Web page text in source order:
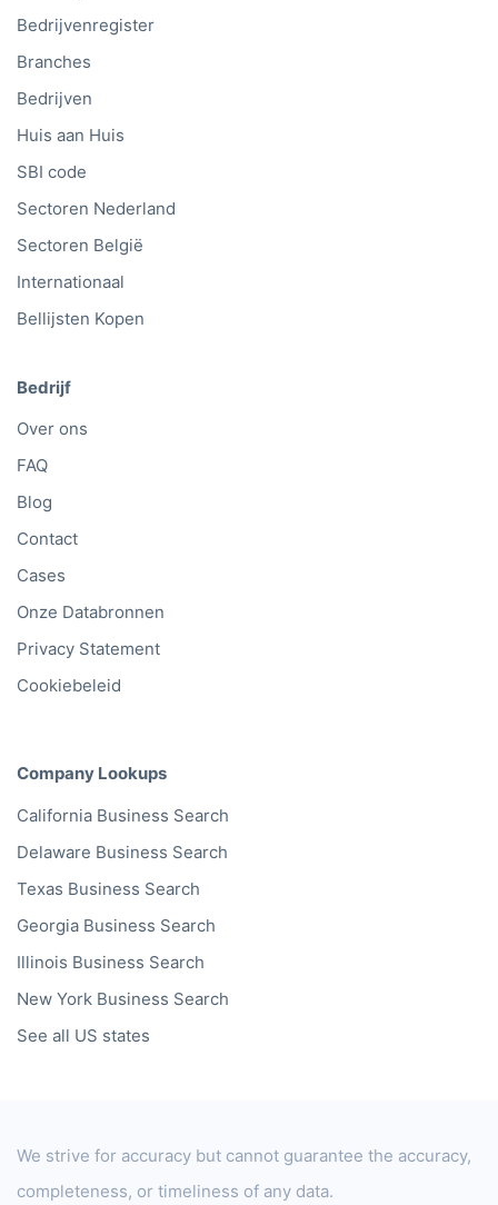
Bedrijvenregister
Branches
Bedrijven
Huis aan Huis
SBI code
Sectoren Nederland
Sectoren België
Internationaal
Bellijsten Kopen
Bedrijf
Over ons
FAQ
Blog
Contact
Cases
Onze Databronnen
Privacy Statement
Cookiebeleid
Company Lookups
California Business Search
Delaware Business Search
Texas Business Search
Georgia Business Search
Illinois Business Search
New York Business Search
See all US states
We strive for accuracy but cannot guarantee the accuracy,
completeness, or timeliness of any data.